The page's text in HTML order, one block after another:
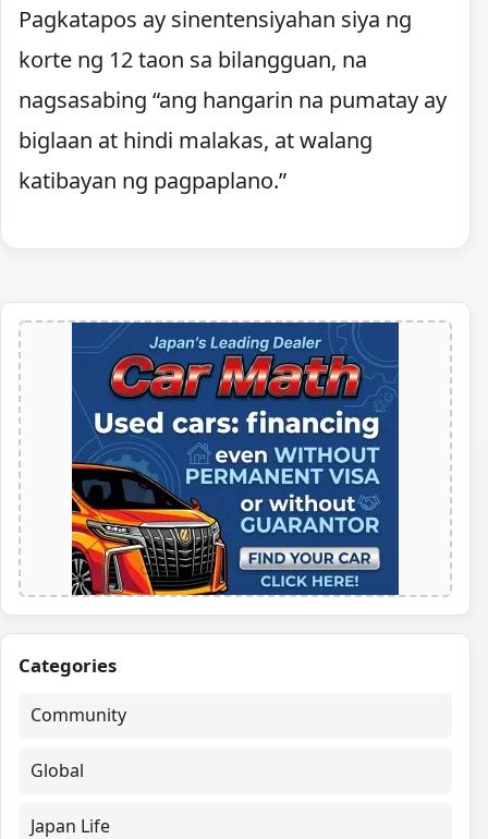
Pagkatapos ay sinentensiyahan siya ng
korte ng 12 taon sa bilangguan, na
nagsasabing “ang hangarin na pumatay ay
biglaan at hindi malakas, at walang
katibayan ng pagpaplano.”
Categories
Community
Global
Japan Life